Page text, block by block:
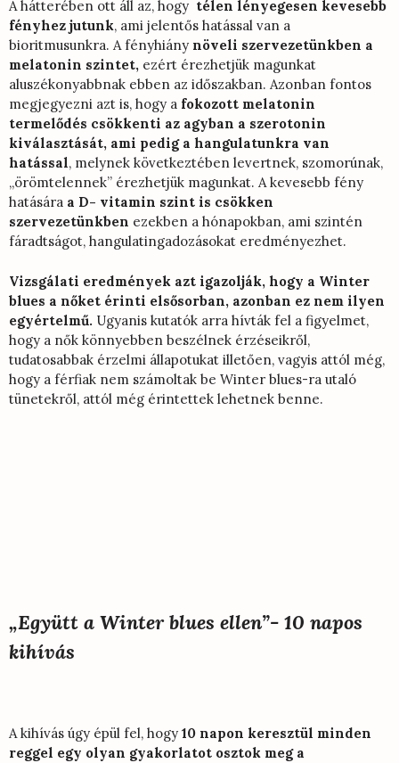
A hátterében ott áll az, hogy télen lényegesen kevesebb
fényhez jutunk, ami jelentős hatással van a
bioritmusunkra. A fényhiány növeli szervezetünkben a
melatonin szintet, ezért érezhetjük magunkat
aluszékonyabbnak ebben az időszakban. Azonban fontos
megjegyezni azt is, hogy a fokozott melatonin
termelődés csökkenti az agyban a szerotonin
kiválasztását, ami pedig a hangulatunkra van
hatással, melynek következtében levertnek, szomorúnak,
„örömtelennek” érezhetjük magunkat. A kevesebb fény
hatására a D- vitamin szint is csökken
szervezetünkben ezekben a hónapokban, ami szintén
fáradtságot, hangulatingadozásokat eredményezhet.
Vizsgálati eredmények azt igazolják, hogy a Winter
blues a nőket érinti elsősorban, azonban ez nem ilyen
egyértelmű. Ugyanis kutatók arra hívták fel a figyelmet,
hogy a nők könnyebben beszélnek érzéseikről,
tudatosabbak érzelmi állapotukat illetően, vagyis attól még,
hogy a férfiak nem számoltak be Winter blues-ra utaló
tünetekről, attól még érintettek lehetnek benne.
„Együtt a Winter blues ellen”- 10 napos
kihívás
A kihívás úgy épül fel, hogy 10 napon keresztül minden
reggel egy olyan gyakorlatot osztok meg a